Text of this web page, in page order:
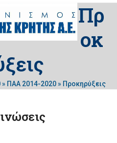
Πρ
οκ
» ΠΑΑ 2014-2020» Προκηρύξεις